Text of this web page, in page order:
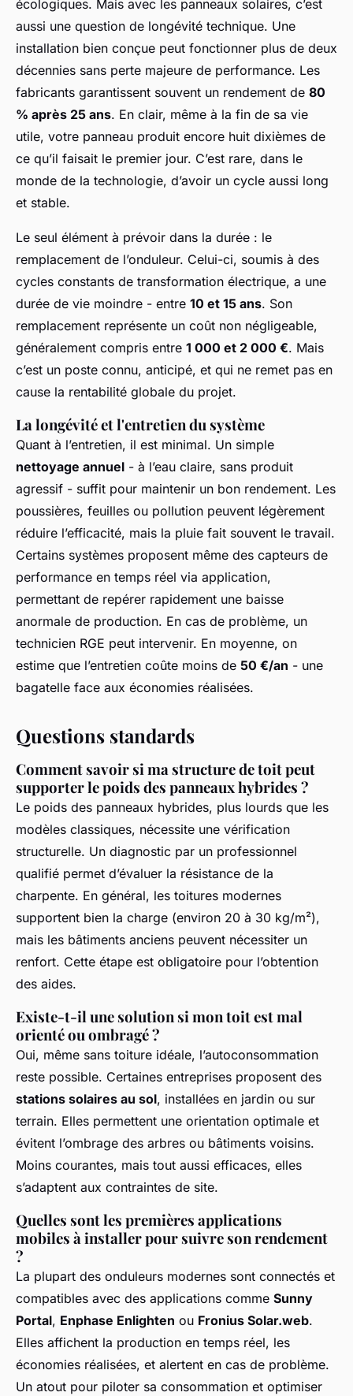
écologiques. Mais avec les panneaux solaires, c’est
aussi une question de longévité technique. Une
installation bien conçue peut fonctionner plus de deux
décennies sans perte majeure de performance. Les
fabricants garantissent souvent un rendement de 80
% après 25 ans. En clair, même à la fin de sa vie
utile, votre panneau produit encore huit dixièmes de
ce qu’il faisait le premier jour. C’est rare, dans le
monde de la technologie, d’avoir un cycle aussi long
et stable.
Le seul élément à prévoir dans la durée : le
remplacement de l’onduleur. Celui-ci, soumis à des
cycles constants de transformation électrique, a une
durée de vie moindre - entre 10 et 15 ans. Son
remplacement représente un coût non négligeable,
généralement compris entre 1 000 et 2 000 €. Mais
c’est un poste connu, anticipé, et qui ne remet pas en
cause la rentabilité globale du projet.
La longévité et l'entretien du système
Quant à l’entretien, il est minimal. Un simple
nettoyage annuel - à l’eau claire, sans produit
agressif - suffit pour maintenir un bon rendement. Les
poussières, feuilles ou pollution peuvent légèrement
réduire l’efficacité, mais la pluie fait souvent le travail.
Certains systèmes proposent même des capteurs de
performance en temps réel via application,
permettant de repérer rapidement une baisse
anormale de production. En cas de problème, un
technicien RGE peut intervenir. En moyenne, on
estime que l’entretien coûte moins de 50 €/an - une
bagatelle face aux économies réalisées.
Questions standards
Comment savoir si ma structure de toit peut
supporter le poids des panneaux hybrides ?
Le poids des panneaux hybrides, plus lourds que les
modèles classiques, nécessite une vérification
structurelle. Un diagnostic par un professionnel
qualifié permet d’évaluer la résistance de la
charpente. En général, les toitures modernes
supportent bien la charge (environ 20 à 30 kg/m²),
mais les bâtiments anciens peuvent nécessiter un
renfort. Cette étape est obligatoire pour l’obtention
des aides.
Existe-t-il une solution si mon toit est mal
orienté ou ombragé ?
Oui, même sans toiture idéale, l’autoconsommation
reste possible. Certaines entreprises proposent des
stations solaires au sol, installées en jardin ou sur
terrain. Elles permettent une orientation optimale et
évitent l’ombrage des arbres ou bâtiments voisins.
Moins courantes, mais tout aussi efficaces, elles
s’adaptent aux contraintes de site.
Quelles sont les premières applications
mobiles à installer pour suivre son rendement
?
La plupart des onduleurs modernes sont connectés et
compatibles avec des applications comme Sunny
Portal, Enphase Enlighten ou Fronius Solar.web.
Elles affichent la production en temps réel, les
économies réalisées, et alertent en cas de problème.
Un atout pour piloter sa consommation et optimiser